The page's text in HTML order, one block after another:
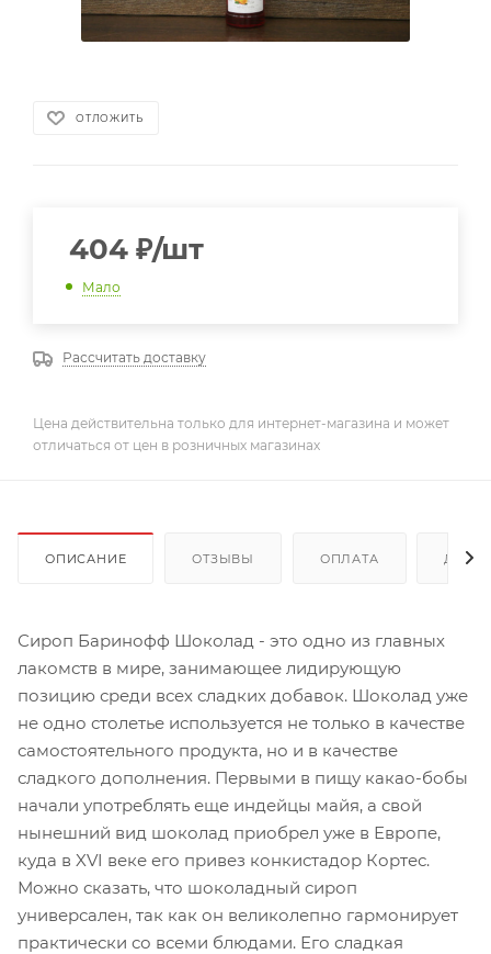
ОТЛОЖИТЬ
404 ₽/шт
Мало
Рассчитать доставку
Цена действительна только для интернет-магазина и может
отличаться от цен в розничных магазинах
ОПИСАНИЕ ОТЗЫВЫ ОПЛАТА
Сироп Баринофф Шоколад - это одно из главных
лакомств в мире, занимающее лидирующую
позицию среди всех сладких добавок. Шоколад уже
не одно столетье используется не только в качестве
самостоятельного продукта, но и в качестве
сладкого дополнения. Первыми в пищу какао-бобы
начали употреблять еще индейцы майя, а свой
нынешний вид шоколад приобрел уже в Европе,
куда в XVI веке его привез конкистадор Кортес.
Можно сказать, что шоколадный сироп
универсален, так как он великолепно гармонирует
практически со всеми блюдами. Его сладкая